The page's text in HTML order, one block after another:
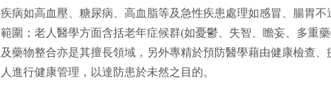
疾病如高血壓、糖尿病、高血脂等及急性疾患處理如感冒、腸胃
範圍；老人醫學方面含括老年症候群(如憂鬱、失智、瞻妄、多重
及藥物整合亦是其擅長領域，另外專精於預防醫學藉由健康檢查、
人進行健康管理，以達防患於未然之目的。